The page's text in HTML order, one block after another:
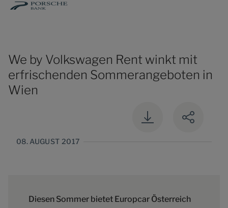
We by Volkswagen Rent winkt mit
erfrischenden Sommerangeboten in
Wien
08. AUGUST 2017
Diesen Sommer bietet Europcar Österreich